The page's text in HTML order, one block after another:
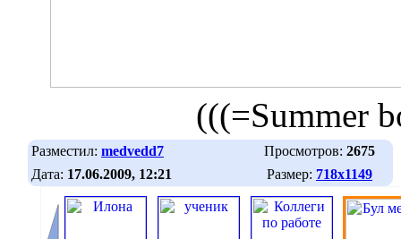
(((=Summer
Разместил: medvedd7 Просмотров: 2675
Дата: 17.06.2009, 12:21 Размер: 718х1149